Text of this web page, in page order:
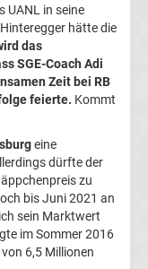
UANL in seine
hätte die
das
SGE-Coach Adi
Zeit bei RB
feierte. Kommt
eine
dürfte der
zu
bis Juni 2021 an
sein Marktwert
im Sommer 2016
6,5 Millionen